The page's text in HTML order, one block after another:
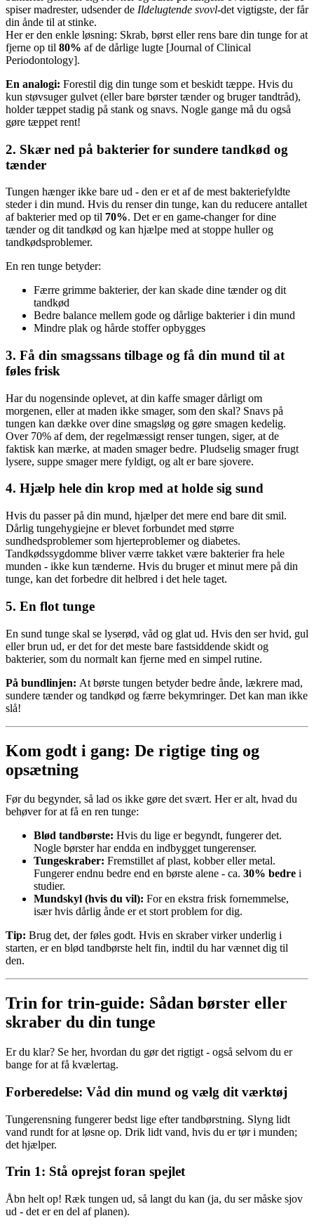
spiser madrester, udsender de Ildelugtende svovl-det vigtigste, der får
din ånde til at stinke.
Her er den enkle løsning: Skrab, børst eller rens bare din tunge for at
fjerne op til 80% af de dårlige lugte [Journal of Clinical
Periodontology].
En analogi: Forestil dig din tunge som et beskidt tæppe. Hvis du
kun støvsuger gulvet (eller bare børster tænder og bruger tandtråd),
holder tæppet stadig på stank og snavs. Nogle gange må du også
gøre tæppet rent!
2. Skær ned på bakterier for sundere tandkød og
tænder
Tungen hænger ikke bare ud - den er et af de mest bakteriefyldte
steder i din mund. Hvis du renser din tunge, kan du reducere antallet
af bakterier med op til 70%. Det er en game-changer for dine
tænder og dit tandkød og kan hjælpe med at stoppe huller og
tandkødsproblemer.
En ren tunge betyder:
Færre grimme bakterier, der kan skade dine tænder og dit
tandkød
Bedre balance mellem gode og dårlige bakterier i din mund
Mindre plak og hårde stoffer opbygges
3. Få din smagssans tilbage og få din mund til at
føles frisk
Har du nogensinde oplevet, at din kaffe smager dårligt om
morgenen, eller at maden ikke smager, som den skal? Snavs på
tungen kan dække over dine smagsløg og gøre smagen kedelig.
Over 70% af dem, der regelmæssigt renser tungen, siger, at de
faktisk kan mærke, at maden smager bedre. Pludselig smager frugt
lysere, suppe smager mere fyldigt, og alt er bare sjovere.
4. Hjælp hele din krop med at holde sig sund
Hvis du passer på din mund, hjælper det mere end bare dit smil.
Dårlig tungehygiejne er blevet forbundet med større
sundhedsproblemer som hjerteproblemer og diabetes.
Tandkødssygdomme bliver værre takket være bakterier fra hele
munden - ikke kun tænderne. Hvis du bruger et minut mere på din
tunge, kan det forbedre dit helbred i det hele taget.
5. En flot tunge
En sund tunge skal se lyserød, våd og glat ud. Hvis den ser hvid, gul
eller brun ud, er det for det meste bare fastsiddende skidt og
bakterier, som du normalt kan fjerne med en simpel rutine.
På bundlinjen: At børste tungen betyder bedre ånde, lækrere mad,
sundere tænder og tandkød og færre bekymringer. Det kan man ikke
slå!
Kom godt i gang: De rigtige ting og
opsætning
Før du begynder, så lad os ikke gøre det svært. Her er alt, hvad du
behøver for at få en ren tunge:
Blød tandbørste: Hvis du lige er begyndt, fungerer det.
Nogle børster har endda en indbygget tungerenser.
Tungeskraber: Fremstillet af plast, kobber eller metal.
Fungerer endnu bedre end en børste alene - ca. 30% bedre i
studier.
Mundskyl (hvis du vil): For en ekstra frisk fornemmelse,
især hvis dårlig ånde er et stort problem for dig.
Tip: Brug det, der føles godt. Hvis en skraber virker underlig i
starten, er en blød tandbørste helt fin, indtil du har vænnet dig til
den.
Trin for trin-guide: Sådan børster eller
skraber du din tunge
Er du klar? Se her, hvordan du gør det rigtigt - også selvom du er
bange for at få kvælertag.
Forberedelse: Våd din mund og vælg dit værktøj
Tungerensning fungerer bedst lige efter tandbørstning. Slyng lidt
vand rundt for at løsne op. Drik lidt vand, hvis du er tør i munden;
det hjælper.
Trin 1: Stå oprejst foran spejlet
Åbn helt op! Ræk tungen ud, så langt du kan (ja, du ser måske sjov
ud - det er en del af planen).